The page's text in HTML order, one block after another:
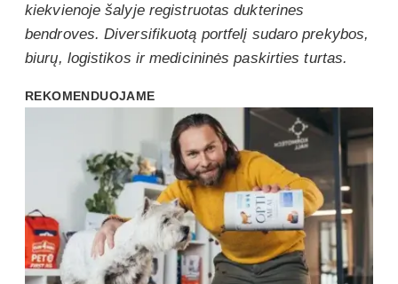
kiekvienoje šalyje registruotas dukterines
bendroves. Diversifikuotą portfelį sudaro prekybos,
biurų, logistikos ir medicininės paskirties turtas.
REKOMENDUOJAME